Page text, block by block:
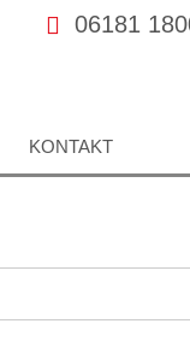
06181
KONTAKT